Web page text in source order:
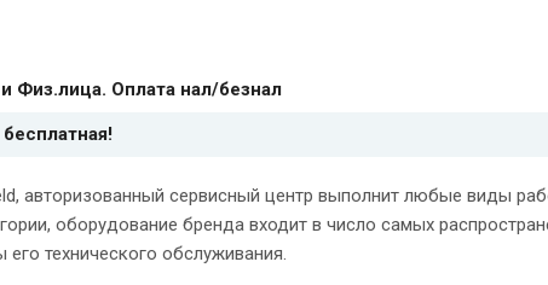
Физ.лица. Оплата нал/безнал
авторизованный сервисный центр выполнит любые виды
оборудование бренда входит в число самых
технического обслуживания.